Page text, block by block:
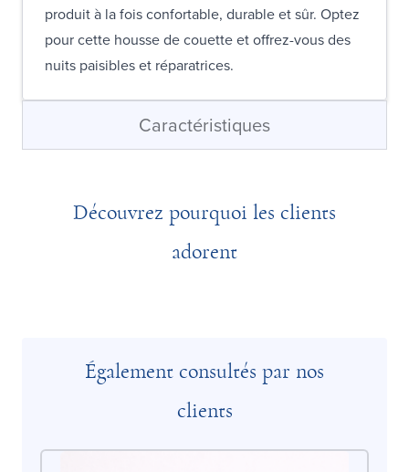
produit à la fois confortable, durable et sûr. Optez
pour cette housse de couette et offrez-vous des
nuits paisibles et réparatrices.
Caractéristiques
Découvrez pourquoi les clients
adorent
Également consultés par nos
clients